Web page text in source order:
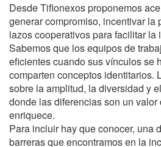
Desde Tiflonexos proponemos
generar compromiso, incentivar la
lazos cooperativos para facilitar la
Sabemos que los equipos de
eficientes cuando sus vínculos se
comparten conceptos identitarios.
sobre la amplitud, la diversidad y
donde las diferencias son un
enriquece.
Para incluir hay que conocer, una
barreras que encontramos en la